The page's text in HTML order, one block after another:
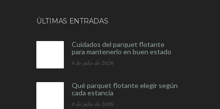
ÚLTIMAS ENTRADAS
Cuidados del parquet flotante
para mantenerlo en buen estado
8 de julio de 2026
Qué parquet flotante elegir según
cada estancia
8 de julio de 2026